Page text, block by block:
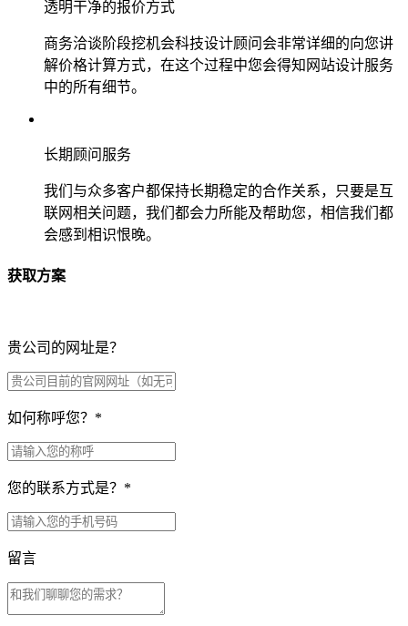
透明干净的报价方式
商务洽谈阶段挖机会科技设计顾问会非常详细的向您讲
解价格计算方式，在这个过程中您会得知网站设计服务
中的所有细节。
长期顾问服务
我们与众多客户都保持长期稳定的合作关系，只要是互
联网相关问题，我们都会力所能及帮助您，相信我们都
会感到相识恨晚。
获取方案
贵公司的网址是？
如何称呼您？ *
您的联系方式是？ *
留言